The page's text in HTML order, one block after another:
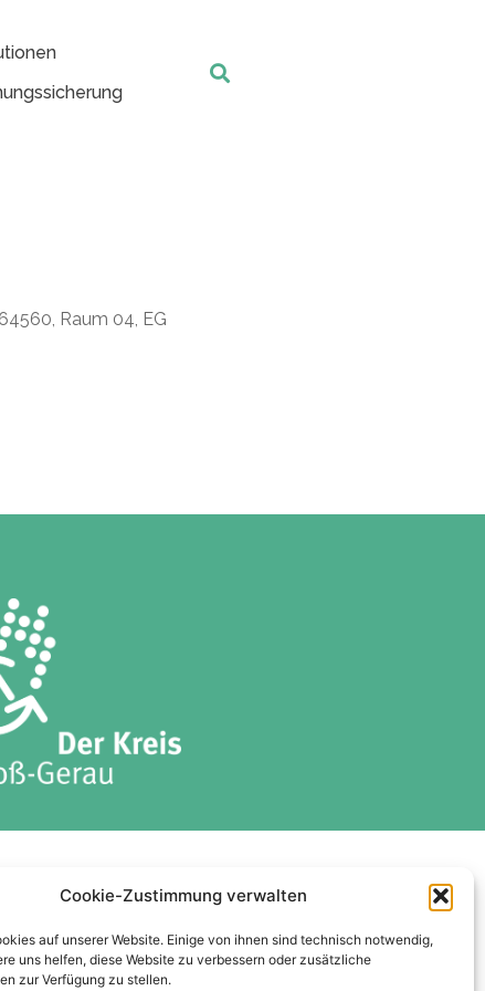
Cookie-Zustimmung verwalten
auf unserer Website. Einige von ihnen sind technisch notwendig,
uns helfen, diese Website zu verbessern oder zusätzliche
zur Verfügung zu stellen.
Raum 04, EG